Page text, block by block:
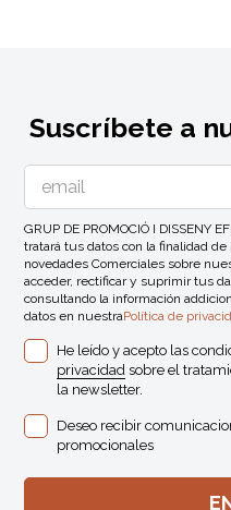
Suscríbete a
GRUP DE PROMOCIÓ I DISSENY
tratará tus datos con la finalidad
novedades Comerciales sobre
acceder, rectificar y suprimir tus
consultando la información
datos en nuestraPolítica de
He leído y acepto las
privacidad sobre el
la newsletter.
Deseo recibir
promocionales